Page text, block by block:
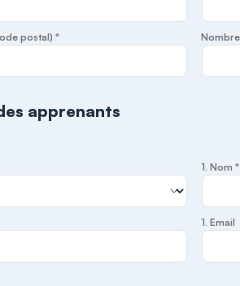
postal) *
apprenants
cet apprenant
1. Nom *
1. Email